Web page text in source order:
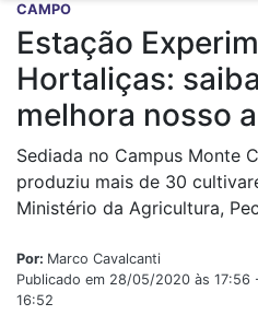
CAMPO
Estação
Hortaliças:
melhora nosso
Sediada no Campus Monte
produziu mais de 30
Ministério da Agricultura,
Por: Marco Cavalcanti
Publicado em 28/05/2020 às
16:52